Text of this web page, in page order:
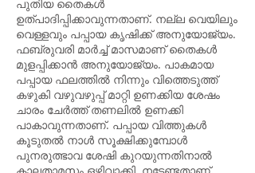
പുതിയ തൈകൾ
ഉത്പാദിപ്പിക്കാവുന്നതാണ്. നല്ല വെയിലും
വെള്ളവും പപ്പായ കൃഷിക്ക് അനുയോജ്യം.
ഫബ്രുവരി മാർച്ച് മാസമാണ് തൈകൾ
മുളപ്പിക്കാൻ അനുയോജ്യം. പാകമായ
പപ്പായ ഫലത്തിൽ നിന്നും വിത്തെടുത്ത്
കഴുകി വഴുവഴുപ്പ് മാറ്റി ഉണക്കിയ ശേഷം
ചാരം ചേർത്ത് തണലിൽ ഉണക്കി
പാകാവുന്നതാണ്. പപ്പായ വിത്തുകൾ
കൂടുതൽ നാൾ സൂക്ഷിക്കുമ്പോൾ
പുനരുത്ഭാവ ശേഷി കുറയുന്നതിനാൽ